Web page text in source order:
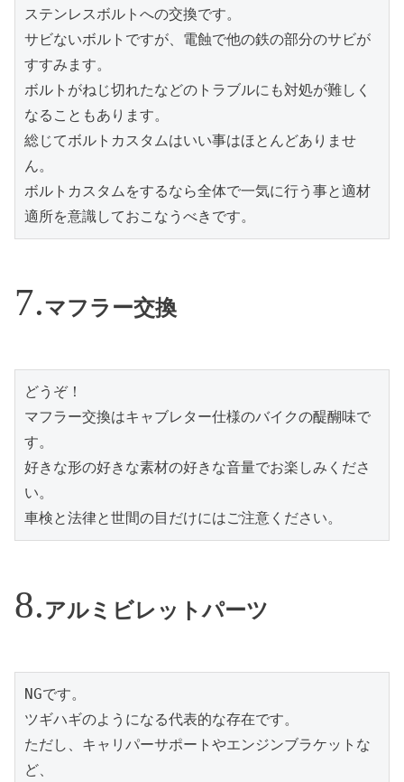
ステンレスボルトへの交換です。
サビないボルトですが、電蝕で他の鉄の部分のサビが
すすみます。
ボルトがねじ切れたなどのトラブルにも対処が難しく
なることもあります。
総じてボルトカスタムはいい事はほとんどありませ
ん。
ボルトカスタムをするなら全体で一気に行う事と適材
適所を意識しておこなうべきです。
マフラー交換
どうぞ！
マフラー交換はキャブレター仕様のバイクの醍醐味で
す。
好きな形の好きな素材の好きな音量でお楽しみくださ
い。
車検と法律と世間の目だけにはご注意ください。
アルミビレットパーツ
NGです。
ツギハギのようになる代表的な存在です。
ただし、キャリパーサポートやエンジンブラケットな
ど、